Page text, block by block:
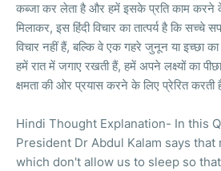
कब्जा कर लेता है और हमें इसके प्रति काम करने
मिलाकर, इस हिंदी विचार का तात्पर्य है कि सच्चे
विचार नहीं हैं, बल्कि वे एक गहरे जुनून या इच्छा
हमें रात में जगाए रखती हैं, हमें अपने लक्ष्यों का
क्षमता की ओर प्रयास करने के लिए प्रेरित करती
Hindi Thought Explanation- In this
President Dr Abdul Kalam says that
which don't allow us to sleep so